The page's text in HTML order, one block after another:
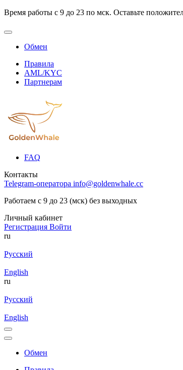
Время работы с 9 до 23 по мск. Оставьте
Обмен
Правила
AML/KYC
Партнерам
FAQ
Контакты
Telegram-оператора info@goldenwhale.cc
Работаем с 9 до 23 (мск) без выходных
Личный кабинет
Регистрация Войти
ru
Русский
English
ru
Русский
English
Обмен